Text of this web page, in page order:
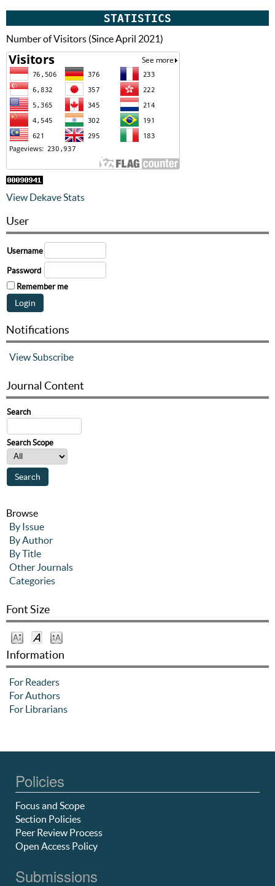
STATISTICS
Number of Visitors (Since April 2021)
View Dekave Stats
User
Username
Password
Remember me
Notifications
ViewSubscribe
Journal Content
Search
Search Scope
Browse
By Issue
By Author
By Title
Other Journals
Categories
Font Size
Information
For Readers
For Authors
For Librarians
Policies
Focus and Scope
Section Policies
Peer Review Process
Open Access Policy
Submissions